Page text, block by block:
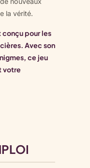
la vérité.
conçu pour les
Avec son
ce jeu
votre